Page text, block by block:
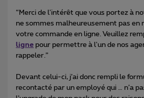
“Merci de l'intérêt que vous portez à
ne sommes malheureusement pas en
votre commande en ligne. Veuillez
ligne pour permettre à l'un de nos
rappeler.”
Devant celui-ci, j’ai donc rempli le
recontacté par un employé qui … n’a